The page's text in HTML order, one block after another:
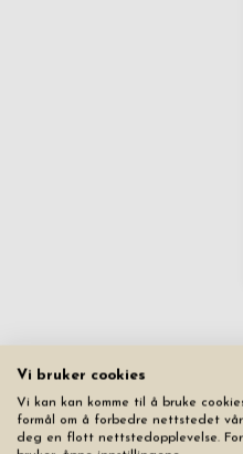
Vi bruker cookies
Vi kan kan komme til å bruke
formål om å forbedre nettstedet
deg en flott nettstedopplevelse. For